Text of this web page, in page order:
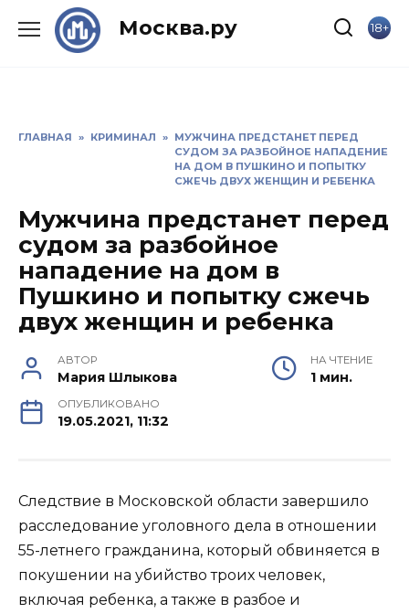
Москва.ру 18+
ГЛАВНАЯ » КРИМИНАЛ » МУЖЧИНА ПРЕДСТАНЕТ ПЕРЕД
СУДОМ ЗА РАЗБОЙНОЕ НАПАДЕНИЕ
НА ДОМ В ПУШКИНО И ПОПЫТКУ
СЖЕЧЬ ДВУХ ЖЕНЩИН И РЕБЕНКА
Мужчина предстанет перед
судом за разбойное
нападение на дом в
Пушкино и попытку сжечь
двух женщин и ребенка
АВТОР
Мария Шлыкова
НА ЧТЕНИЕ
1 мин.
ОПУБЛИКОВАНО
19.05.2021, 11:32
Следствие в Московской области завершило
расследование уголовного дела в отношении
55-летнего гражданина, который обвиняется в
покушении на убийство троих человек,
включая ребенка, а также в разбое и